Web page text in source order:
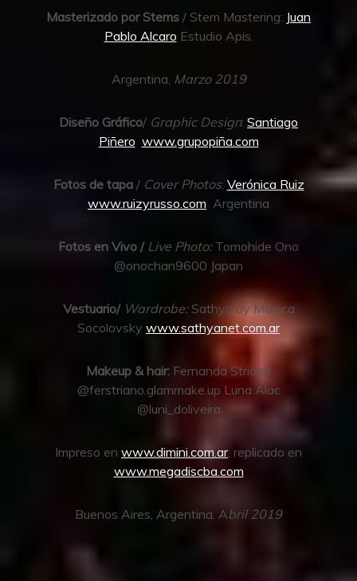
Masterizado por Stems / Stem Mastering: Juan
Pablo Alcaro Estudio Apis.
Argentina, Marzo 2019
Diseño Gráfico/ Graphic Design: Santiago
Piñero www.grupopiña.com
Fotos de tapa / Cover Photos: Verónica Ruiz
www.ruizyrusso.com Argentina
Fotos en Vivo / Live Photo: Tomohide Ono
@onochan9600 Japan
Vestuario/ Wardrobe:Sathya by Mónica
Socolovsky www.sathyanet.com.ar
Makeup & hair: Fernanda Striano
@ferstriano.glammake.up Luna Alac
@luni_doliveira
Impreso en www.dimini.com.ar, replicado en
www.megadiscba.com
Buenos Aires, Argentina. Abril 2019